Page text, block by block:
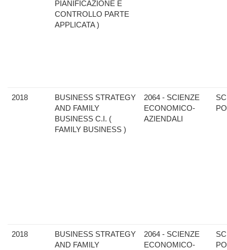
PIANIFICAZIONE E
CONTROLLO PARTE
APPLICATA )
2018
BUSINESS STRATEGY
AND FAMILY
BUSINESS C.I. (
FAMILY BUSINESS )
2064 - SCIENZE
ECONOMICO-
AZIENDALI
2018
BUSINESS STRATEGY
AND FAMILY
2064 - SCIENZE
ECONOMICO-